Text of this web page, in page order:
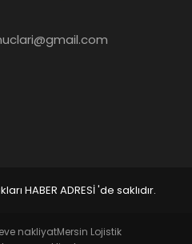
HABER ADRESİ 'de saklıdır.
nakliyatMersin Lojistik